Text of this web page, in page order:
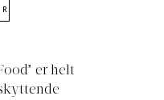
er helt